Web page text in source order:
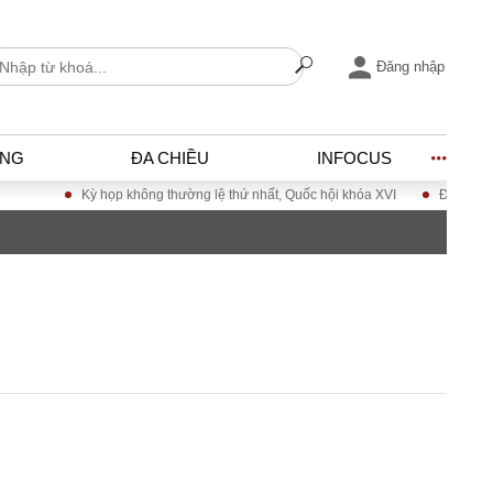
Đăng nhập
ĐA CHIỀU INFOCUS
– Đô thị
Kỳ họp không thường lệ thứ nhất, Quốc hội khóa XVI Đưa Nghị